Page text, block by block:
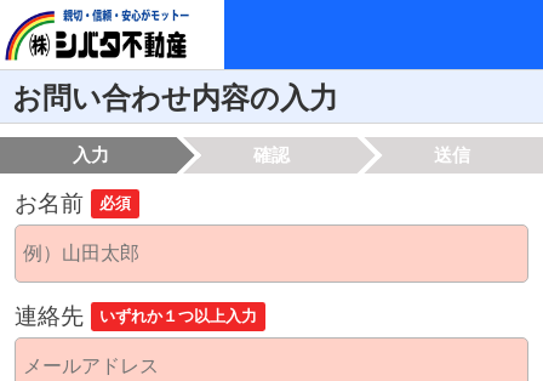
お問い合わせ内容の入力
入力 確認 送信
お名前 必須
連絡先 いずれか１つ以上入力